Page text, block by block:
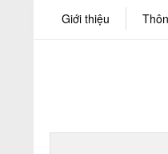
Giới thiệu